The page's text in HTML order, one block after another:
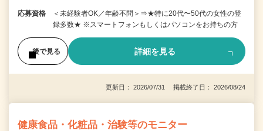
応募資格
＜未経験者OK／年齢不問＞⇒★特に20代〜50代の女性の登
録多数★ ※スマートフォンもしくはパソコンをお持ちの方
後で見る 詳細を見る
更新日： 2026/07/31 掲載終了日： 2026/08/24
健康食品・化粧品・治験等のモニター